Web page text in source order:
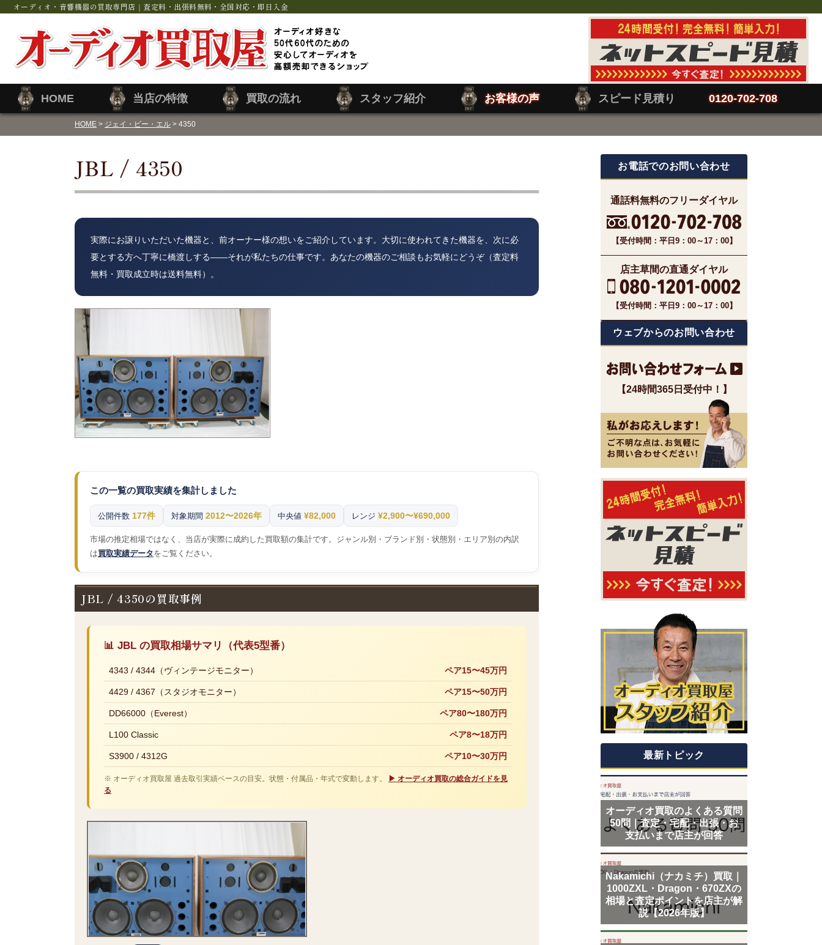
オーディオ・音響機器の買取専門店｜査定料・出張料無料・全国対応・即日入金
HOME 当店の特徴 買取の流れ スタッフ紹介 お客様の声 スピード見積り 0120-702-708
HOME > ジェイ・ビー・エル > 4350
JBL / 4350
実際にお譲りいただいた機器と、前オーナー様の想いをご紹介しています。大切に使われてきた機器を、次に必
要とする方へ丁寧に橋渡しする——それが私たちの仕事です。あなたの機器のご相談もお気軽にどうぞ（査定料
無料・買取成立時は送料無料）。
この一覧の買取実績を集計しました
公開件数 177件 対象期間 2012〜2026年 中央値 ¥82,000 レンジ ¥2,900〜¥690,000
市場の推定相場ではなく、当店が実際に成約した買取額の集計です。ジャンル別・ブランド別・状態別・エリア別の内訳
は買取実績データをご覧ください。
JBL / 4350の買取事例
📊 JBL の買取相場サマリ（代表5型番）
4343 / 4344（ヴィンテージモニター） ペア15〜45万円
4429 / 4367（スタジオモニター） ペア15〜50万円
DD66000（Everest） ペア80〜180万円
L100 Classic ペア8〜18万円
S3900 / 4312G ペア10〜30万円
※ オーディオ買取屋 過去取引実績ベースの目安。状態・付属品・年式で変動します。
▶ オーディオ買取の総合ガイドを見
る
お電話でのお問い合わせ
通話料無料のフリーダイヤル
【受付時間：平日9：00～17：00】
店主草間の直通ダイヤル
【受付時間：平日9：00～17：00】
ウェブからのお問い合わせ
【24時間365日受付中！】
最新トピック
オーディオ買取のよくある質問
50問｜査定・宅配・出張・お
支払いまで店主が回答
Nakamichi（ナカミチ）買取｜
1000ZXL・Dragon・670ZXの
相場と査定ポイントを店主が解
説【2026年版】